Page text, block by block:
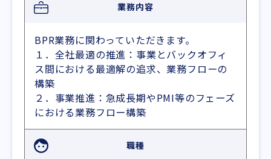
業務内容
BPR業務に関わっていただきます。
１．全社最適の推進：事業とバックオフィ
ス間における最適解の追求、業務フローの
構築
２．事業推進：急成長期やPMI等のフェーズ
における業務フロー構築
職種